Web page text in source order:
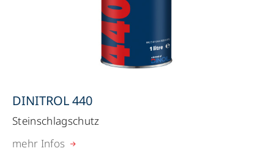
DINITROL 440
Steinschlagschutz
mehr Infos